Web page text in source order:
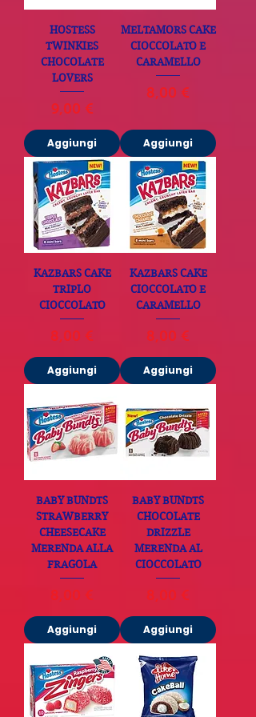
HOSTESS
TWINKIES
CHOCOLATE
LOVERS
Prezzo
9,00 €
Aggiungi
MELTAMORS CAKE
CIOCCOLATO E
CARAMELLO
Prezzo
8,00 €
Aggiungi
KAZBARS CAKE
TRIPLO
CIOCCOLATO
Prezzo
8,00 €
Aggiungi
KAZBARS CAKE
CIOCCOLATO E
CARAMELLO
Prezzo
8,00 €
Aggiungi
BABY BUNDTS
STRAWBERRY
CHEESECAKE
MERENDA ALLA
FRAGOLA
Prezzo
8,00 €
Aggiungi
BABY BUNDTS
CHOCOLATE
DRIZZLE
MERENDA AL
CIOCCOLATO
Prezzo
8,00 €
Aggiungi